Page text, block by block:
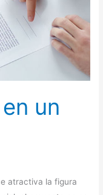
un
atractiva la figura